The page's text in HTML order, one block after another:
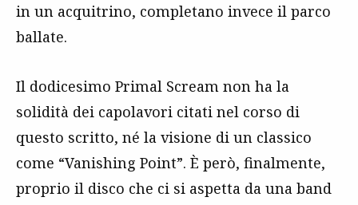
in un acquitrino, completano invece il parco
ballate.
Il dodicesimo Primal Scream non ha la
solidità dei capolavori citati nel corso di
questo scritto, né la visione di un classico
come “Vanishing Point”. È però, finalmente,
proprio il disco che ci si aspetta da una band